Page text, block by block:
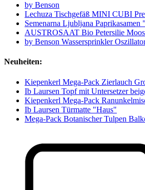
by Benson
Lechuza Tischgefäß MINI CUBI
Semenarna Ljubljana Paprikasamen
AUSTROSAAT Bio Petersilie
by Benson Wassersprinkler
Neuheiten:
Kiepenkerl Mega-Pack Zierlauch
Ib Laursen Topf mit Untersetzer
Kiepenkerl Mega-Pack
Ib Laursen Türmatte "Haus"
Mega-Pack Botanischer Tulpen